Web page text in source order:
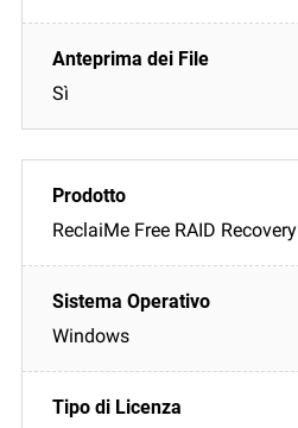
Sì
ReclaiMe Free RAID Recovery
Windows